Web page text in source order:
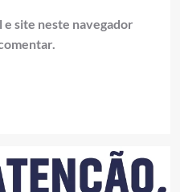
e site neste navegador